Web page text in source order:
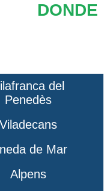
DONDE
del
Penedès
Viladecans
de Mar
Alpens